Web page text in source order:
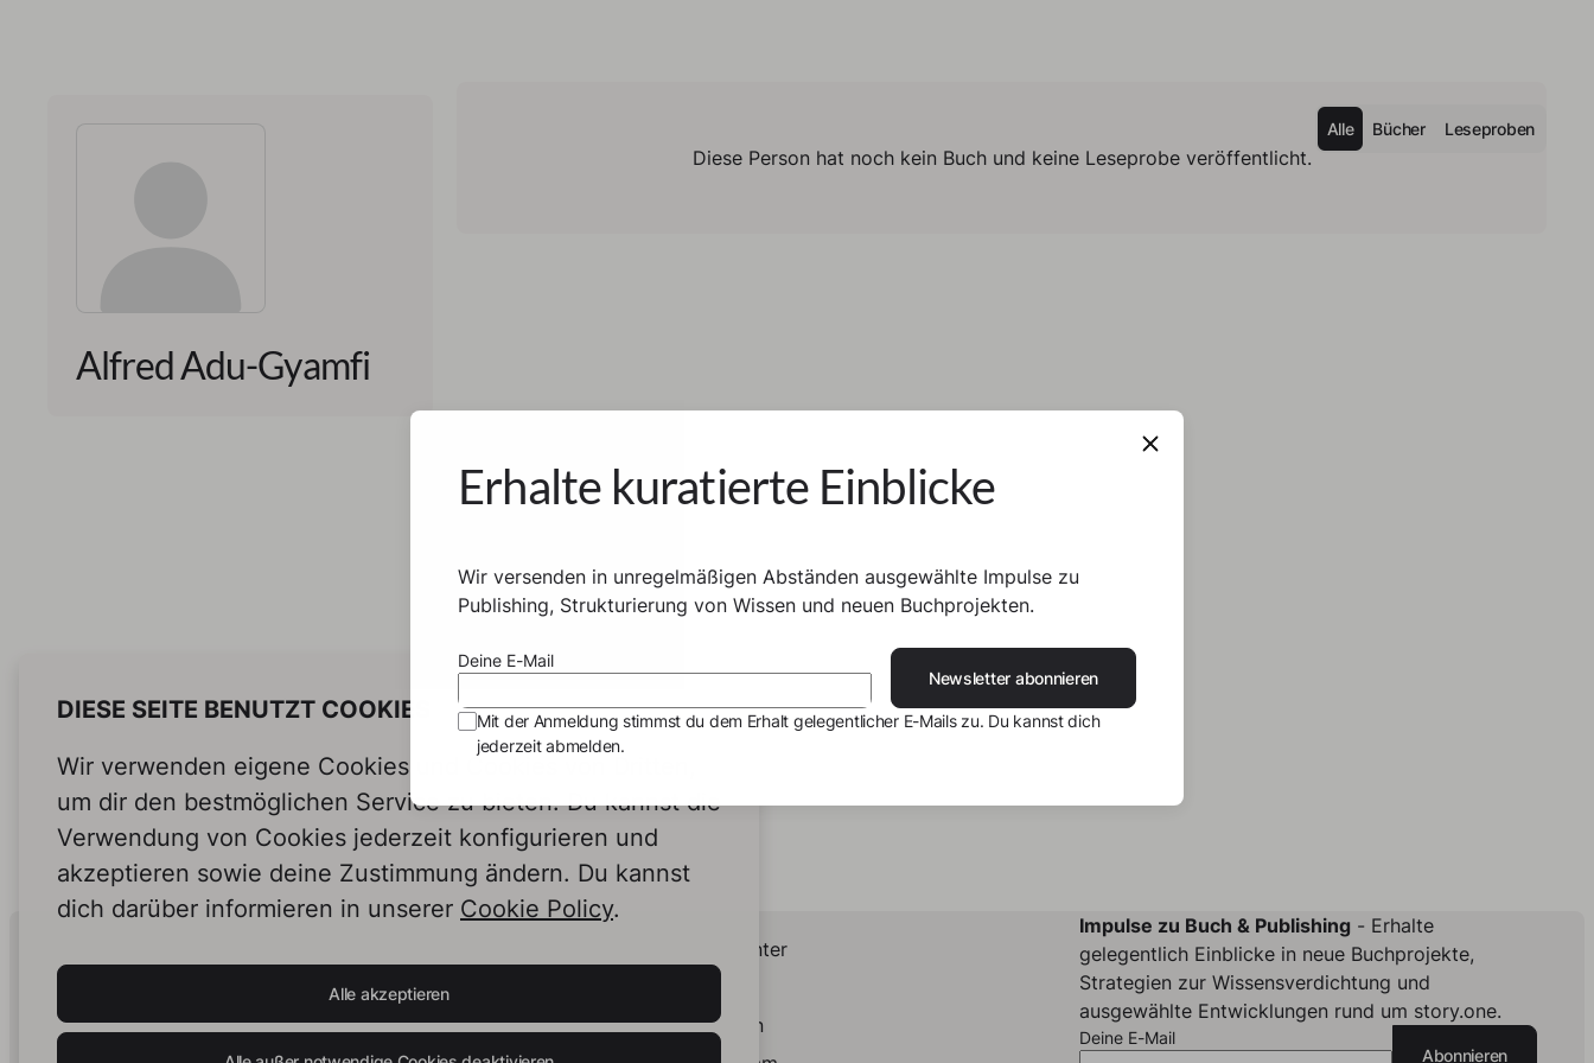
Alfred Adu-Gyamfi
Alle Bücher Leseproben
Diese Person hat noch kein Buch und keine Leseprobe veröffentlicht.
DIESE SEITE BENUTZT COOKIES
Wir verwenden eigene Cookies und Cookies von Dritten,
um dir den bestmöglichen Service zu bieten. Du kannst die
Verwendung von Cookies jederzeit konfigurieren und
akzeptieren sowie deine Zustimmung ändern. Du kannst
dich darüber informieren in unserer Cookie Policy.
Alle akzeptieren
Human Intelligence.
In Print.
Impulse zu Buch & Publishing- Erhalte
gelegentlich Einblicke in neue Buchprojekte,
Strategien zur Wissensverdichtung und
ausgewählte Entwicklungen rund um story.one.
Deine E-Mail
Abonnieren
Helpcenter
LinkedIn
Erhalte kuratierte Einblicke
Wir versenden in unregelmäßigen Abständen ausgewählte Impulse zu
Publishing, Strukturierung von Wissen und neuen Buchprojekten.
Deine E-Mail
Newsletter abonnieren
Mit der Anmeldung stimmst du dem Erhalt gelegentlicher E-Mails zu. Du kannst dich
jederzeit abmelden.